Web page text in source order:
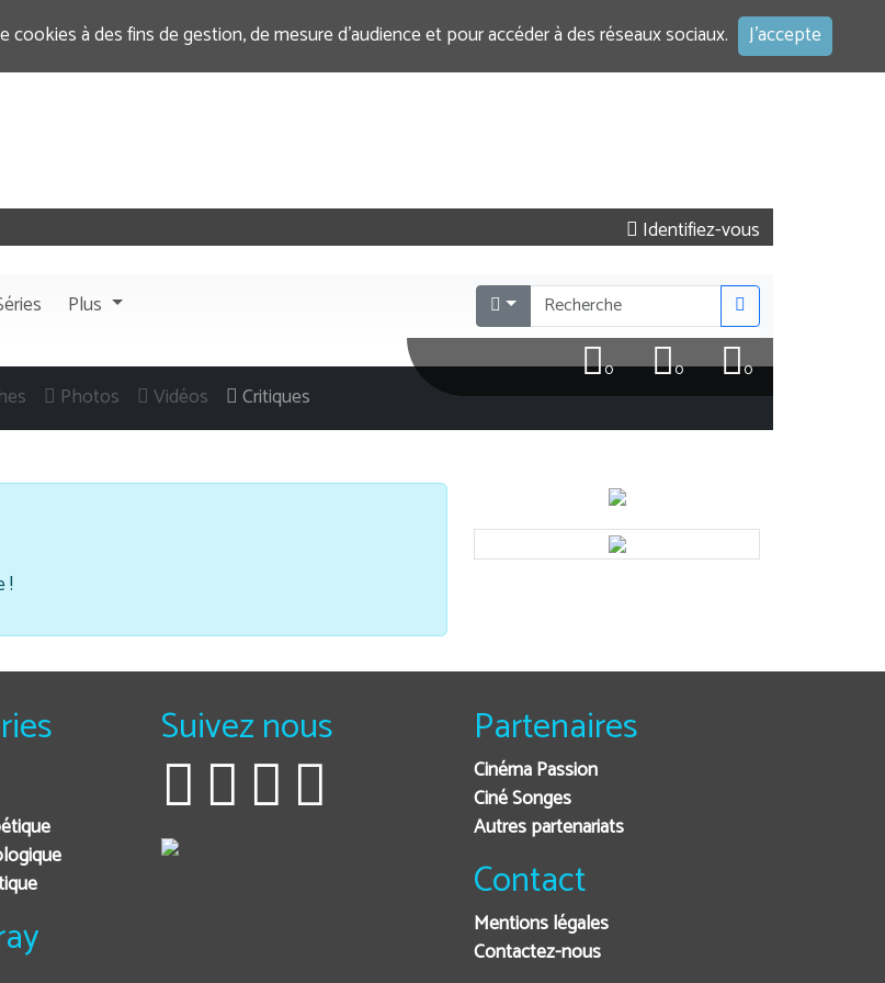
à des fins de gestion, de mesure d’audience et pour accéder à des réseaux sociaux. J'accepte
Identifiez-vous
Plus
0
0
0
Photos Vidéos Critiques
!
Suivez nous Partenaires
Cinéma Passion
Ciné Songes
Autres partenariats
Contact
Mentions légales
Contactez-nous